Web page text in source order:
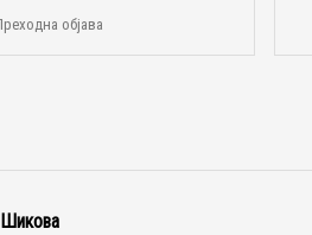
објава